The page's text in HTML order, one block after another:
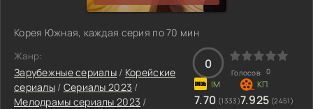
Корея Южная, каждая серия по 70 мин
Жанр:
Зарубежные сериалы / Корейские
сериалы/ Сериалы 2023 /
Мелодрамы сериалы 2023 /
0
Голосов: 0
7.70 (1333)7.925 (2451)